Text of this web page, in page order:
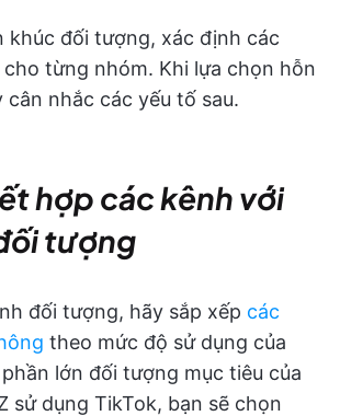
khúc đối tượng, xác định các
từng nhóm. Khi lựa chọn hỗn
cân nhắc các yếu tố sau.
hợp các kênh với
tượng
đối tượng, hãy sắp xếp các
theo mức độ sử dụng của
lớn đối tượng mục tiêu của
sử dụng TikTok, bạn sẽ chọn